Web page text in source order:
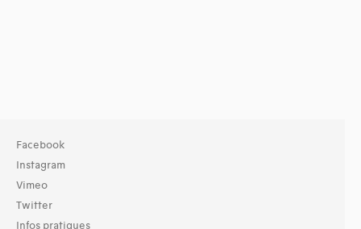
Facebook
Instagram
Vimeo
Twitter
Infos pratiques